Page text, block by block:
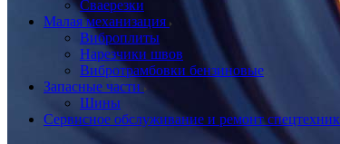
Сваерезки
Малая механизация
Виброплиты
Нарезчики швов
Вибротрамбовки бензиновые
Запасные части
Шины
Сервисное обслуживание и ремонт